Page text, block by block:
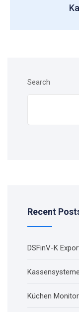
Search
Recent
DSFinV-K
Kassensysteme
Küchen